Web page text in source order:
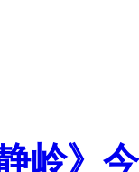
岭》